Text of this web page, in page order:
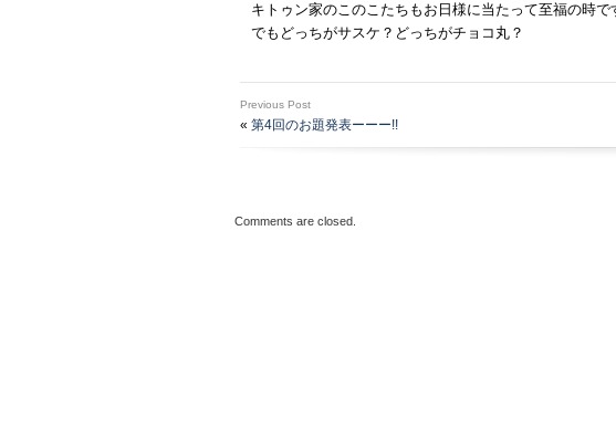
キトゥン家のこのこたちもお日様に当たって至福の時で
でもどっちがサスケ？どっちがチョコ丸？
Previous Post
« 第4回のお題発表ーーー!!
Comments are closed.